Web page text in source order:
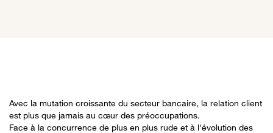
Avec la mutation croissante du secteur bancaire, la relation client
est plus que jamais au cœur des préoccupations.
Face à la concurrence de plus en plus rude et à l'évolution des